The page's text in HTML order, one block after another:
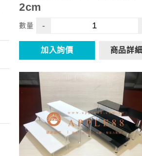
2cm
數量 -
加入詢價 商品詳細